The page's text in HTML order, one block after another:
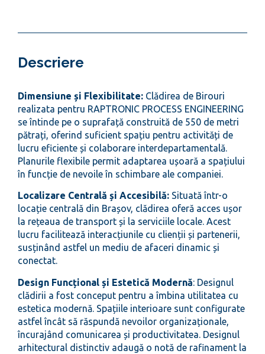
Descriere
Dimensiune și Flexibilitate: Clădirea de Birouri
realizata pentru RAPTRONIC PROCESS ENGINEERING
se întinde pe o suprafață construită de 550 de metri
pătrați, oferind suficient spațiu pentru activități de
lucru eficiente și colaborare interdepartamentală.
Planurile flexibile permit adaptarea ușoară a spațiului
în funcție de nevoile în schimbare ale companiei.
Localizare Centrală și Accesibilă: Situată într-o
locație centrală din Brașov, clădirea oferă acces ușor
la rețeaua de transport și la serviciile locale. Acest
lucru facilitează interacțiunile cu clienții și partenerii,
susținând astfel un mediu de afaceri dinamic și
conectat.
Design Funcțional și Estetică Modernă: Designul
clădirii a fost conceput pentru a îmbina utilitatea cu
estetica modernă. Spațiile interioare sunt configurate
astfel încât să răspundă nevoilor organizaționale,
încurajând comunicarea și productivitatea. Designul
arhitectural distinctiv adaugă o notă de rafinament la